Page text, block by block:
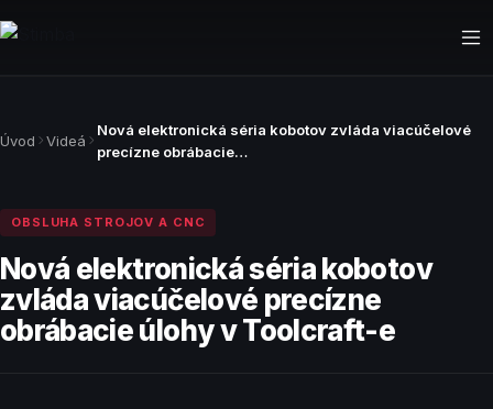
Prípadové štúdie
Videá
Produkty
O nás
Úvod Videá
Nová elektronická séria kobotov zvláda viacúčelové
precízne obrábacie…
OBSLUHA STROJOV A CNC
Nová elektronická séria kobotov
zvláda viacúčelové precízne
obrábacie úlohy v Toolcraft-e